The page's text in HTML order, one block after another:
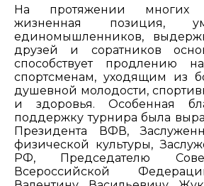
На протяжении многих
жизненная позиция,
единомышленников,
друзей и соратников
способствует продлению
спортсменам, уходящим из
душевной молодости,
и здоровья. Особенная
поддержку турнира была
Президента ВФВ,
физической культуры,
РФ, Председателю
Всероссийской